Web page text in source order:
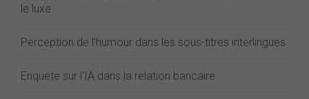
le luxe
Perception de l'humour dans les sous-titres interlingues
Enquete sur l'IA dans la relation bancaire